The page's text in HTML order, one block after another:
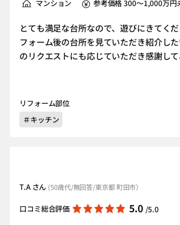
マンション 参考価格 300～1,000万円
とても満足な台所なので、遊びにきてく
フォーム後の台所を見ていただき紹介し
のリクエストにも応じていただき感謝して
リフォーム部位
＃キッチン
T.A さん (50歳代/無回答/東京都 町田市）
口コミ総合評価 5.0 /5.0